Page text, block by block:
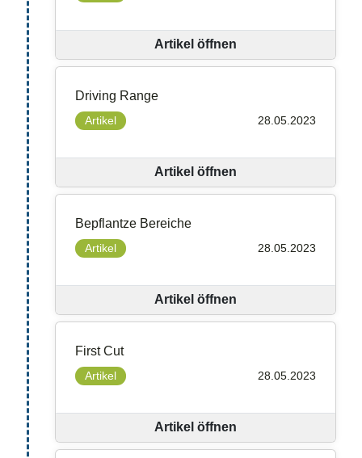
Artikel öffnen
Driving Range
Artikel 28.05.2023
Artikel öffnen
Bepflantze Bereiche
Artikel 28.05.2023
Artikel öffnen
First Cut
Artikel 28.05.2023
Artikel öffnen